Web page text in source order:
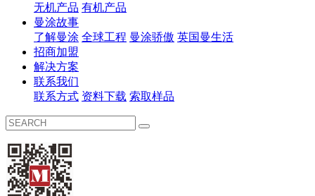
无机产品 有机产品
曼涂故事
了解曼涂 全球工程 曼涂骄傲 英国曼生活
招商加盟
解决方案
联系我们
联系方式 资料下载 索取样品